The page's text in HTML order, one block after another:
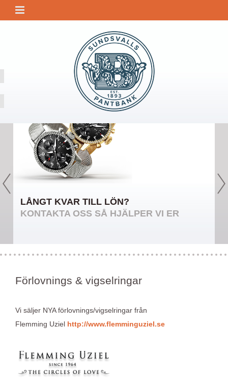
LÅNGT KVAR TILL LÖN?
KONTAKTA OSS SÅ HJÄLPER VI ER
Förlovnings & vigselringar
Vi säljer NYA förlovnings/vigselringar från
Flemming Uziel http://www.flemminguziel.se